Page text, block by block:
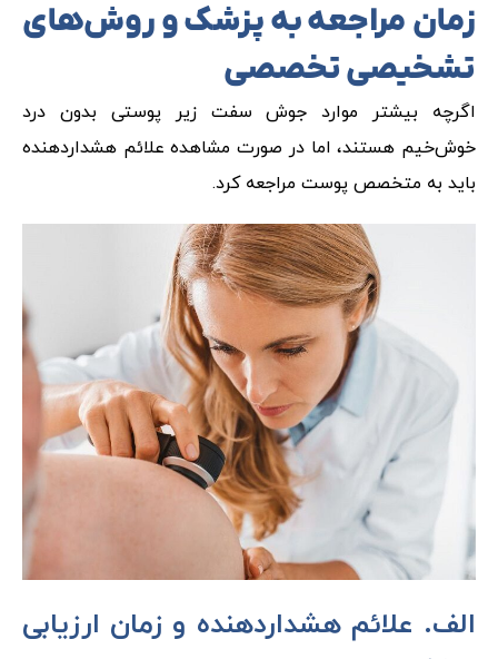
زمان مراجعه به پزشک و روش‌های
تشخیصی تخصصی
اگرچه بیشتر موارد جوش سفت زیر پوستی بدون درد
خوش‌خیم هستند، اما در صورت مشاهده علائم هشداردهنده
باید به متخصص پوست مراجعه کرد.
الف. علائم هشداردهنده و زمان ارزیابی